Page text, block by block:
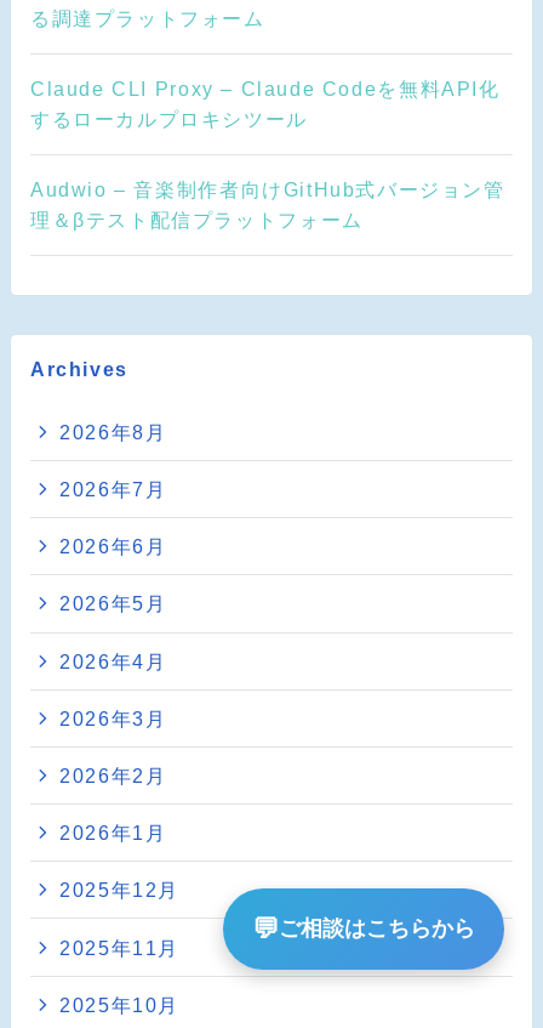
る調達プラットフォーム
Claude CLI Proxy – Claude Codeを無料API化
するローカルプロキシツール
Audwio – 音楽制作者向けGitHub式バージョン管
理＆βテスト配信プラットフォーム
Archives
2026年8月
2026年7月
2026年6月
2026年5月
2026年4月
2026年3月
2026年2月
2026年1月
2025年12月
2025年11月
2025年10月
💬ご相談はこちらから